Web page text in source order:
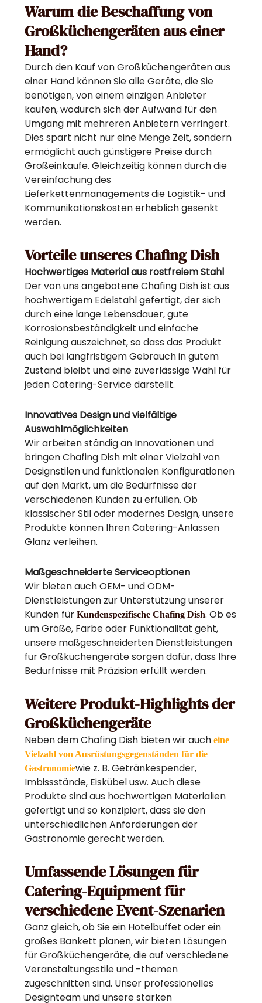
Warum die Beschaffung von
Großküchengeräten aus einer
Hand?
Durch den Kauf von Großküchengeräten aus
einer Hand können Sie alle Geräte, die Sie
benötigen, von einem einzigen Anbieter
kaufen, wodurch sich der Aufwand für den
Umgang mit mehreren Anbietern verringert.
Dies spart nicht nur eine Menge Zeit, sondern
ermöglicht auch günstigere Preise durch
Großeinkäufe. Gleichzeitig können durch die
Vereinfachung des
Lieferkettenmanagements die Logistik- und
Kommunikationskosten erheblich gesenkt
werden.
Vorteile unseres Chafing Dish
Hochwertiges Material aus rostfreiem Stahl
Der von uns angebotene Chafing Dish ist aus
hochwertigem Edelstahl gefertigt, der sich
durch eine lange Lebensdauer, gute
Korrosionsbeständigkeit und einfache
Reinigung auszeichnet, so dass das Produkt
auch bei langfristigem Gebrauch in gutem
Zustand bleibt und eine zuverlässige Wahl für
jeden Catering-Service darstellt.
Innovatives Design und vielfältige
Auswahlmöglichkeiten
Wir arbeiten ständig an Innovationen und
bringen Chafing Dish mit einer Vielzahl von
Designstilen und funktionalen Konfigurationen
auf den Markt, um die Bedürfnisse der
verschiedenen Kunden zu erfüllen. Ob
klassischer Stil oder modernes Design, unsere
Produkte können Ihren Catering-Anlässen
Glanz verleihen.
Maßgeschneiderte Serviceoptionen
Wir bieten auch OEM- und ODM-
Dienstleistungen zur Unterstützung unserer
Kunden fürKundenspezifische Chafing Dish. Ob es
um Größe, Farbe oder Funktionalität geht,
unsere maßgeschneiderten Dienstleistungen
für Großküchengeräte sorgen dafür, dass Ihre
Bedürfnisse mit Präzision erfüllt werden.
Weitere Produkt-Highlights der
Großküchengeräte
Neben dem Chafing Dish bieten wir auch eine
Vielzahl von Ausrüstungsgegenständen für die
Gastronomiewie z. B. Getränkespender,
Imbissstände, Eiskübel usw. Auch diese
Produkte sind aus hochwertigen Materialien
gefertigt und so konzipiert, dass sie den
unterschiedlichen Anforderungen der
Gastronomie gerecht werden.
Umfassende Lösungen für
Catering-Equipment für
verschiedene Event-Szenarien
Ganz gleich, ob Sie ein Hotelbuffet oder ein
großes Bankett planen, wir bieten Lösungen
für Großküchengeräte, die auf verschiedene
Veranstaltungsstile und -themen
zugeschnitten sind. Unser professionelles
Designteam und unsere starken